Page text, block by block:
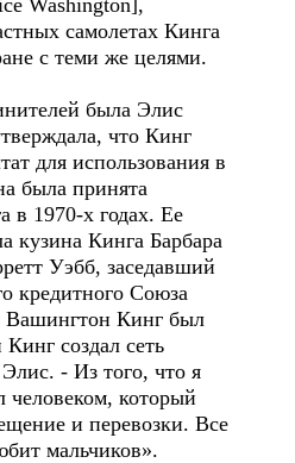
Washington],
самолетах Кинга
с теми же целями.
была Элис
что Кинг
для использования в
была принята
в 1970-х годах. Ее
кузина Кинга Барбара
Уэбб, заседавший
кредитного Союза
Кинг был
создал сеть
- Из того, что я
который
и перевозки. Все
мальчиков».